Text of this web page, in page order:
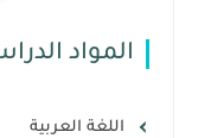
المواد
اللغة العربية